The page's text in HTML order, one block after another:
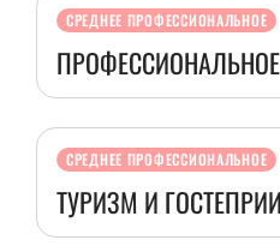
СРЕДНЕЕ ПРОФЕССИОНАЛЬНОЕ
СРЕДНЕЕ ПРОФЕССИОНАЛЬНОЕ
ТУРИЗМ И